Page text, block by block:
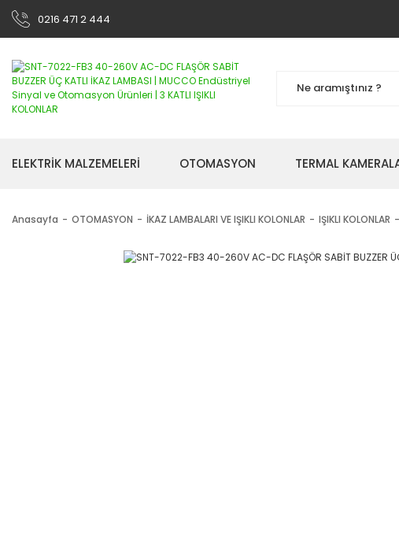
0216 471 2 444
ELEKTRİK MALZEMELERİ OTOMASYON TERMAL
Anasayfa OTOMASYON İKAZ LAMBALARI VE IŞIKLI KOLONLAR IŞIKLI KOLONLAR